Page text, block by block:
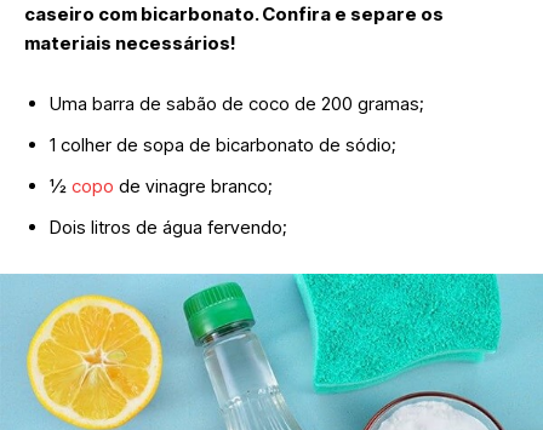
caseiro com bicarbonato. Confira e separe os
materiais necessários!
Uma barra de sabão de coco de 200 gramas;
1 colher de sopa de bicarbonato de sódio;
½ copo de vinagre branco;
Dois litros de água fervendo;